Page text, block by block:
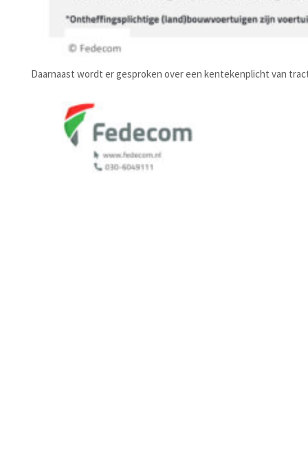
Daarnaast wordt er gesproken over een kentekenplicht van